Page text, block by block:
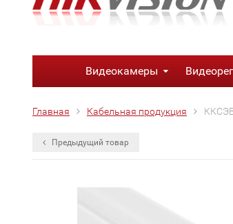
Видеокамеры
Главная Кабельная продукция
Предыдущий товар